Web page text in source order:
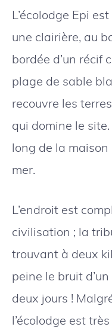
L’écolodge Epi
une clairière, au
bordée d’un récif
plage de sable
recouvre les
qui domine le
long de la
mer.
L’endroit est
civilisation ; la
trouvant à deux
peine le bruit
deux jours !
l’écolodge est